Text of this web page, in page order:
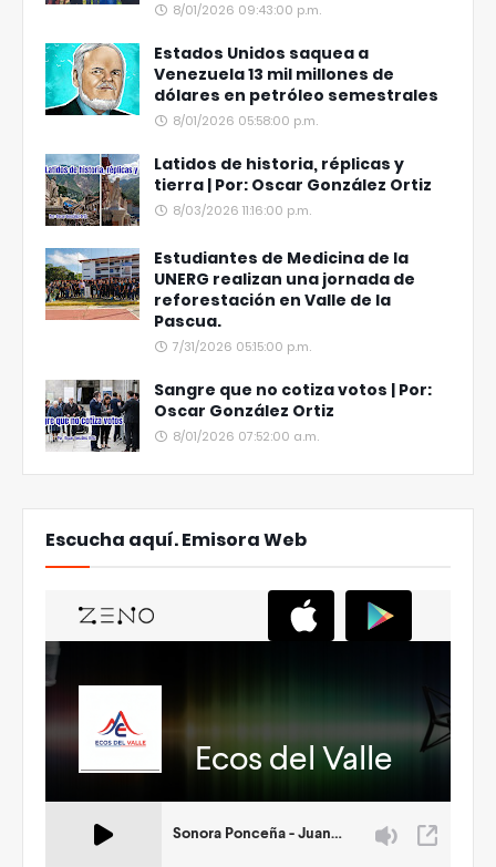
8/01/2026 09:43:00 p.m.
Estados Unidos saquea a
Venezuela 13 mil millones de
dólares en petróleo semestrales
8/01/2026 05:58:00 p.m.
Latidos de historia, réplicas y
tierra | Por: Oscar González Ortiz
8/03/2026 11:16:00 p.m.
Estudiantes de Medicina de la
UNERG realizan una jornada de
reforestación en Valle de la
Pascua.
7/31/2026 05:15:00 p.m.
Sangre que no cotiza votos | Por:
Oscar González Ortiz
8/01/2026 07:52:00 a.m.
Escucha aquí. Emisora Web